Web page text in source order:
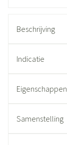
Beschrijving
Indicatie
Eigenschappen
Samenstelling